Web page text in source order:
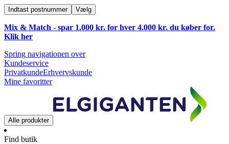
Indtast postnummer Vælg
Mix & Match - spar 1.000 kr. for hver 4.000 kr. du køber for.
Klik her
Spring navigationen over
Kundeservice
PrivatkundeErhvervskunde
Mine favoritter
Alle produkter
Find butik